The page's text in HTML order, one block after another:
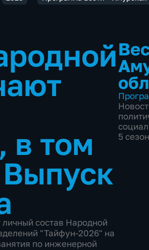
в том
Выпуск
состав Народной
"Тайфун-2026" на
по инженерной
5